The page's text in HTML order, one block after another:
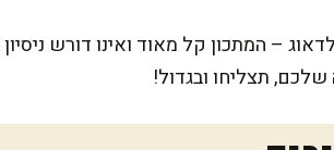
לדאוג – המתכון קל מאוד ואינו דורש
תצליחו ובגדול!